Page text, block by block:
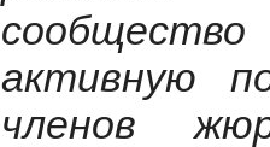
активную
членов